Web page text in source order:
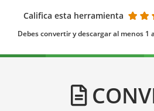
Califica esta herramienta
Debes convertir y descargar al menos